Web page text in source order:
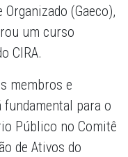
(Gaeco),
um curso
CIRA.
membros e
para o
Público no Comitê
de Ativos do